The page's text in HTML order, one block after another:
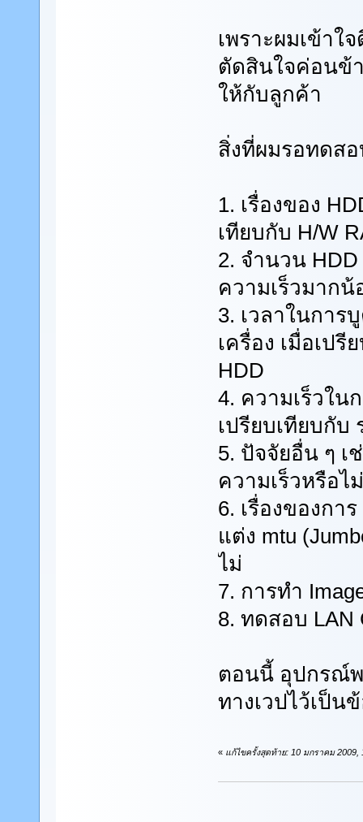
เพราะผมเข้าใ
ตัดสินใจค่อนข้
ให้กับลูกค้า
สิ่งที่ผมรอทดส
1. เรื่องของ
เทียบกับ H/W
2. จำนวน
ความเร็วมาก
3. เวลาในการ
เครื่อง เมื่อเป
HDD
4. ความเร็วใน
เปรียบเทียบกับ
5. ปัจจัยอื่น ๆ เ
ความเร็วหรือไม่
6. เรื่องของกา
แต่ง mtu
ไม่
7. การทำ
8. ทดสอบ LAN
ตอนนี้ อุปกรณ์พ
ทางเวปไว้เป็น
« แก้ไขครั้งสุดท้าย: 10 มกราคม 2009,